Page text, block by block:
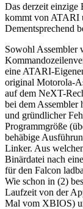
Das derzeit einzige
kommt von ATARI
Dementsprechend
Sowohl Assembler
eine ATARI-
original Motorola-
auf dem NeXT-
bei dem Assembler
und gründlicher
Programmgröße
behäbige
Linker. Aus
Binärdatei nach
für den Falcon
Wie schon in (2)
Laufzeit von der
Mal vom XBIOS)